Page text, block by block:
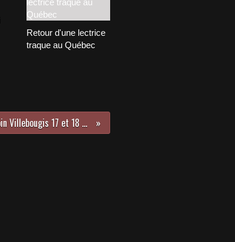
Retour d'une lectrice
traque au Québec
Salon Arts Nature et Soin Villebougis 17 et 18 septembre